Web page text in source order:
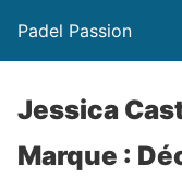
Padel Passion
Jessica
Marque :